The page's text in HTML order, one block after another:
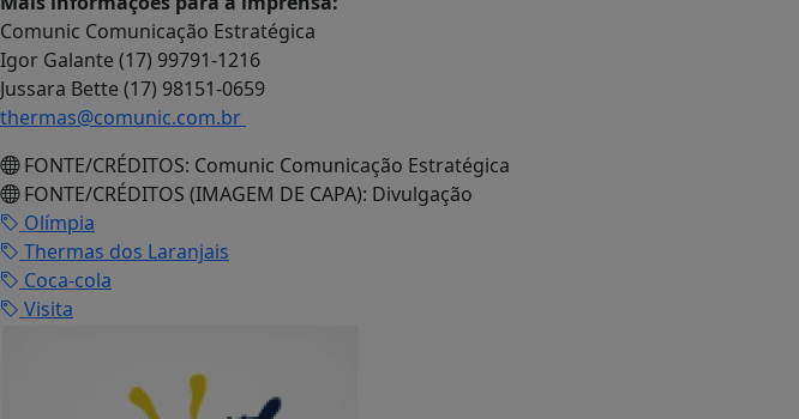
Mais informações para a imprensa:
Comunic Comunicação Estratégica
Igor Galante (17) 99791-1216
Jussara Bette (17) 98151-0659
thermas@comunic.com.br
FONTE/CRÉDITOS: Comunic Comunicação Estratégica
FONTE/CRÉDITOS (IMAGEM DE CAPA): Divulgação
Olímpia
Thermas dos Laranjais
Coca-cola
Visita